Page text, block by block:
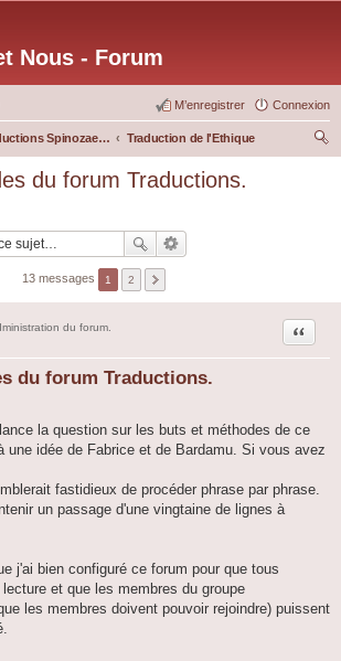
Nous - Forum
Connexion
M’enregistrer
Traductions Spinozaetnous.org
Traduction de l'Ethique
du forum Traductions.
13 messages 1 2
du forum.
du forum Traductions.
Citation
la question sur les buts et méthodes de ce
une idée de Fabrice et de Bardamu. Si vous avez
fastidieux de procéder phrase par phrase.
un passage d'une vingtaine de lignes à
j'ai bien configuré ce forum pour que tous
et que les membres du groupe
les membres doivent pouvoir rejoindre) puissent